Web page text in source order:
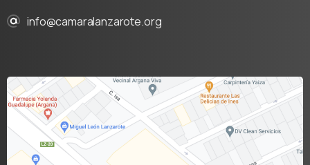
info@camaralanzarote.org